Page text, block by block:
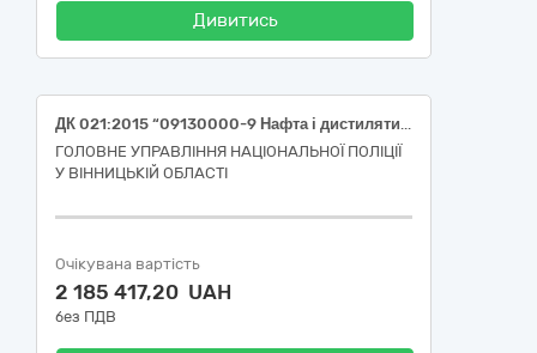
Дивитись
ДК 021:2015 “09130000-9 Нафта і дистиляти” (бензин А-95 та дизельне паливо)
ГОЛОВНЕ УПРАВЛІННЯ НАЦІОНАЛЬНОЇ ПОЛІЦІЇ
У ВІННИЦЬКІЙ ОБЛАСТІ
Очікувана вартість
2 185 417,20 UAH
без ПДВ